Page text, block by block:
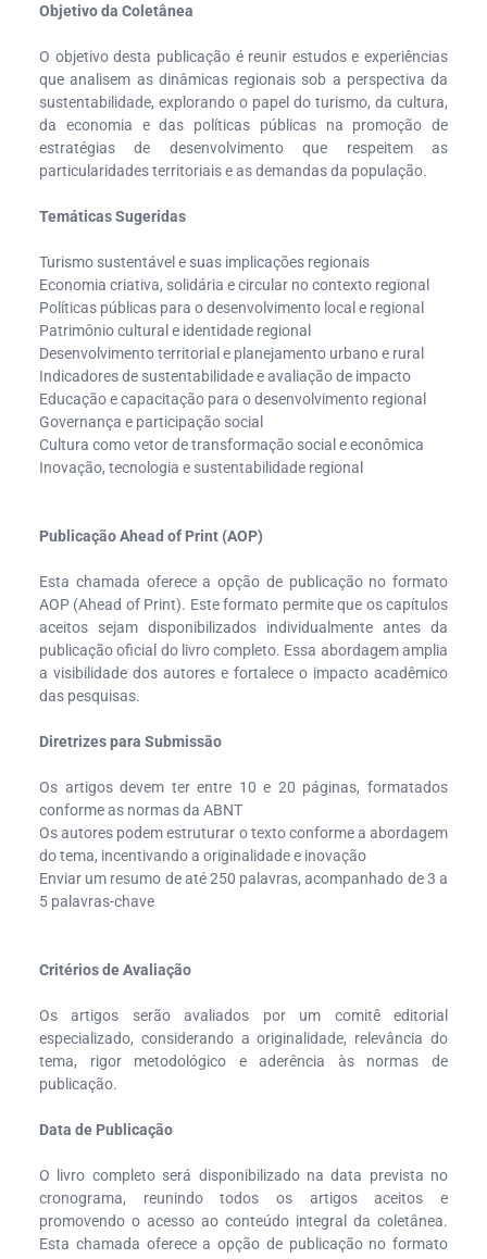
Objetivo da Coletânea
O objetivo desta publicação é reunir estudos e experiências
que analisem as dinâmicas regionais sob a perspectiva da
sustentabilidade, explorando o papel do turismo, da cultura,
da economia e das políticas públicas na promoção de
estratégias de desenvolvimento que respeitem as
particularidades territoriais e as demandas da população.
Temáticas Sugeridas
Turismo sustentável e suas implicações regionais
Economia criativa, solidária e circular no contexto regional
Políticas públicas para o desenvolvimento local e regional
Patrimônio cultural e identidade regional
Desenvolvimento territorial e planejamento urbano e rural
Indicadores de sustentabilidade e avaliação de impacto
Educação e capacitação para o desenvolvimento regional
Governança e participação social
Cultura como vetor de transformação social e econômica
Inovação, tecnologia e sustentabilidade regional
Publicação Ahead of Print (AOP)
Esta chamada oferece a opção de publicação no formato
AOP (Ahead of Print). Este formato permite que os capítulos
aceitos sejam disponibilizados individualmente antes da
publicação oficial do livro completo. Essa abordagem amplia
a visibilidade dos autores e fortalece o impacto acadêmico
das pesquisas.
Diretrizes para Submissão
Os artigos devem ter entre 10 e 20 páginas, formatados
conforme as normas da ABNT
Os autores podem estruturar o texto conforme a abordagem
do tema, incentivando a originalidade e inovação
Enviar um resumo de até 250 palavras, acompanhado de 3 a
5 palavras-chave
Critérios de Avaliação
Os artigos serão avaliados por um comitê editorial
especializado, considerando a originalidade, relevância do
tema, rigor metodológico e aderência às normas de
publicação.
Data de Publicação
O livro completo será disponibilizado na data prevista no
cronograma, reunindo todos os artigos aceitos e
promovendo o acesso ao conteúdo integral da coletânea.
Esta chamada oferece a opção de publicação no formato